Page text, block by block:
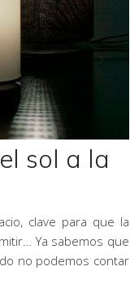
sol a la
clave para que la
Ya sabemos que
no podemos contar